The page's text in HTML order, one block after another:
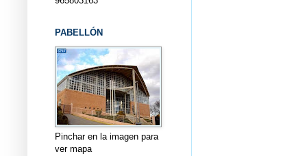
PABELLÓN
Pinchar en la imagen para
ver mapa